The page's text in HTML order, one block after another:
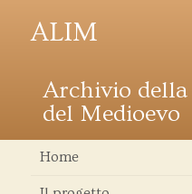
ALIM
Archivio
del Medioevo
Home